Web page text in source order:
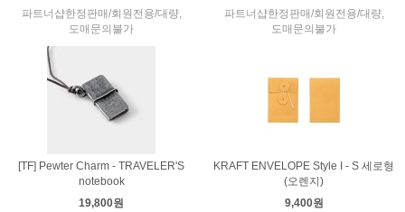
파트너샵한정판매/회원전용/대량,
도매문의불가
파트너샵한정판매/회원전용/대량,
도매문의불가
[TF] Pewter Charm - TRAVELER'S
notebook
19,800원
KRAFT ENVELOPE Style I - S 세로형
(오렌지)
9,400원